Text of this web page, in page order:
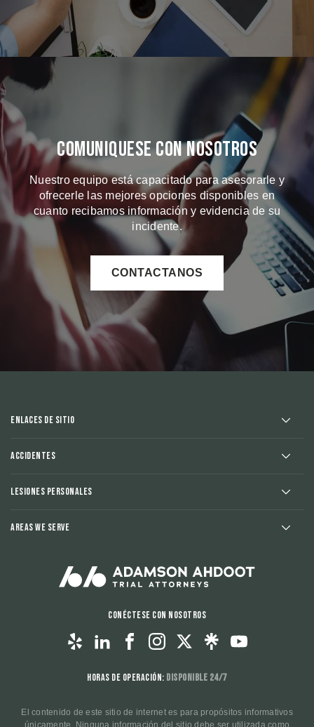
Comuniquese Con Nosotros
Nuestro equipo está capacitado para asesorarle y
ofrecerle las mejores opciones disponibles en
cuanto recibamos información y evidencia de su
incidente.
CONTACTANOS
Enlaces de sitio
Accidentes
Lesiones Personales
Areas We Serve
Conéctese con nosotros
Horas de operación: Disponible 24/7
El contenido de este sitio de internet es para propósitos informativos